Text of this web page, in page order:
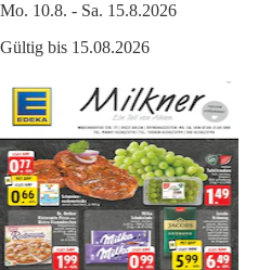
Mo. 10.8. - Sa. 15.8.2026
Gültig bis 15.08.2026